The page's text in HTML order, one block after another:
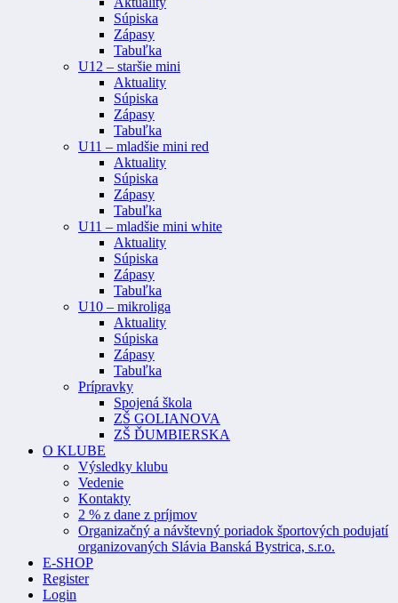
Súpiska
Zápasy
Tabuľka
U12 – staršie mini
Aktuality
Súpiska
Zápasy
Tabuľka
U11 – mladšie mini red
Aktuality
Súpiska
Zápasy
Tabuľka
U11 – mladšie mini white
Aktuality
Súpiska
Zápasy
Tabuľka
U10 – mikroliga
Aktuality
Súpiska
Zápasy
Tabuľka
Prípravky
Spojená škola
ZŠ GOLIANOVA
ZŠ ĎUMBIERSKA
O KLUBE
Výsledky klubu
Vedenie
Kontakty
2 % z dane z príjmov
Organizačný a návštevný poriadok športových podujatí
organizovaných Slávia Banská Bystrica, s.r.o.
E-SHOP
Register
Login